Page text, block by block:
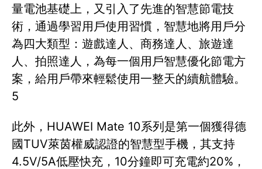
量電池基礎上，又引入了先進的智慧節電技
術，通過學習用戶使用習慣，智慧地將用戶分
為四大類型：遊戲達人、商務達人、旅遊達
人、拍照達人，為每一個用戶智慧優化節電方
案，給用戶帶來輕鬆使用一整天的續航體驗。
5
此外，HUAWEI Mate 10系列是第一個獲得德
國TUV萊茵權威認證的智慧型手機，其支持
4.5V/5A低壓快充，10分鐘即可充電約20%，